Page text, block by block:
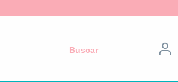
Buscar